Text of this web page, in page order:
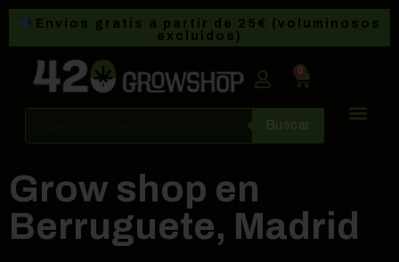
Envíos gratis a partir de 25€ (voluminosos
excluidos)
0
Buscar
Grow shop en
Berruguete, Madrid